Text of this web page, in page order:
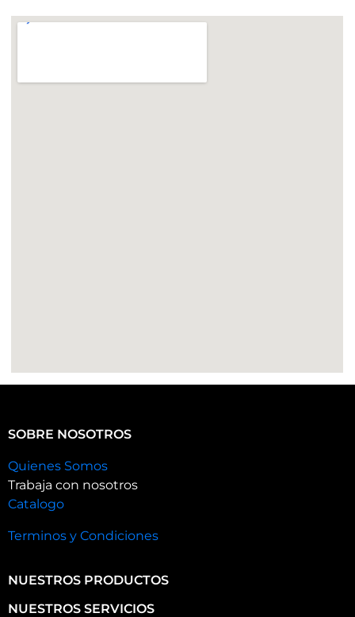
SOBRE NOSOTROS
Quienes Somos
Trabaja con nosotros
Catalogo
Terminos y Condiciones
NUESTROS PRODUCTOS
NUESTROS SERVICIOS